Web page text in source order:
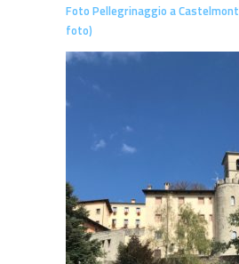
Foto Pellegrinaggio a
foto)